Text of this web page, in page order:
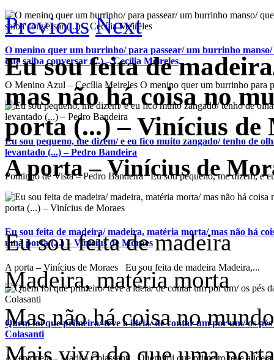
O menino quer um burrinho/ para passear/ um burrinho manso/
que saiba conversar (...) – Cecília Meireles
O Menino Azul – Cecília Meireles O menino quer um burrinho para
Eu sou pequeno, me dizem/ e eu fico muito zangado/ tenho de
levantado (...) – Pedro Bandeira
Pontinho de Vista – Pedro Bandeira Eu sou pequeno, me dizem, e
Eu sou feita de madeira/ madeira, matéria morta/ mas não há
uma porta (...) – Vinícius de Moraes
A porta – Vinícius de Moraes Eu sou feita de madeira Madeira,...
Quem foi que primeiro/ teve a ideia/ de contar um por um/ os
Colasanti
A centopeia – Marina Colassanti Quem foi que primeiro teve a ideia
Previous Next
Eu sou feita de
mas não há coisa no
porta (...) – Vinícius de
A porta – Vinícius de
Eu sou feita de madeira
Madeira, matéria morta
Mas não há coisa no mundo
Mais viva do que uma